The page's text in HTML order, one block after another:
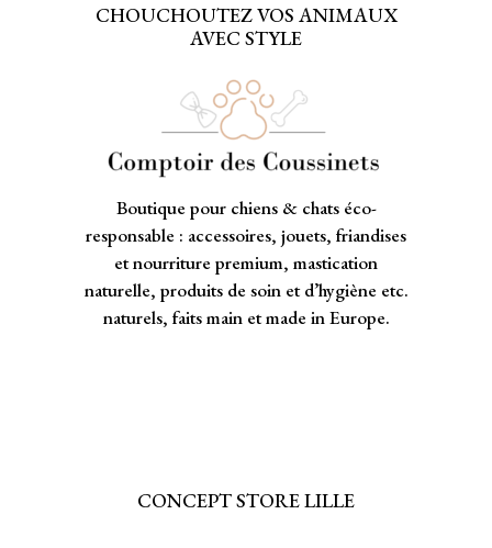
CHOUCHOUTEZ VOS ANIMAUX
AVEC STYLE
Boutique pour chiens & chats éco-
responsable : accessoires, jouets, friandises
et nourriture premium, mastication
naturelle, produits de soin et d’hygiène etc.
naturels, faits main et made in Europe.
CONCEPT STORE LILLE